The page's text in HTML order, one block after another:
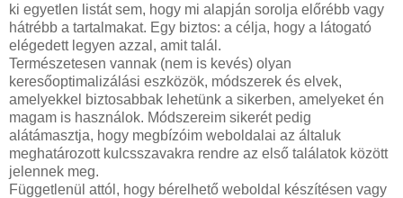
ki egyetlen listát sem, hogy mi alapján sorolja előrébb vagy
hátrébb a tartalmakat. Egy biztos: a célja, hogy a látogató
elégedett legyen azzal, amit talál.
Természetesen vannak (nem is kevés) olyan
keresőoptimalizálási eszközök, módszerek és elvek,
amelyekkel biztosabbak lehetünk a sikerben, amelyeket én
magam is használok. Módszereim sikerét pedig
alátámasztja, hogy megbízóim weboldalai az általuk
meghatározott kulcsszavakra rendre az első találatok között
jelennek meg.
Függetlenül attól, hogy bérelhető weboldal készítésen vagy